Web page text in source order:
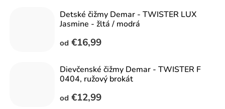
Detské čižmy Demar - TWISTER LUX
Jasmine - žltá / modrá
od €16,99
Dievčenské čižmy Demar - TWISTER F
0404, ružový brokát
od €12,99